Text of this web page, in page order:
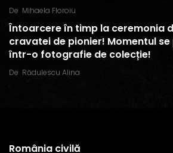
De Mihaela Floroiu
Întoarcere în timp la ceremonia
cravatei de pionier! Momentul
într-o fotografie de colecție!
De Rădulescu Alina
România civilă